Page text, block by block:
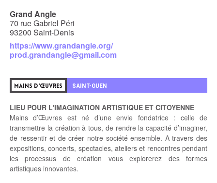
Grand Angle
70 rue Gabriel Péri
93200 Saint-Denis
https://www.grandangle.org/
prod.grandangle@gmail.com
MAINS D'ŒUVRES SAINT-OUEN
LIEU POUR L'IMAGINATION ARTISTIQUE ET CITOYENNE
Mains d’Œuvres est né d’une envie fondatrice : celle de
transmettre la création à tous, de rendre la capacité d’imaginer,
de ressentir et de créer notre société ensemble. A travers des
expositions, concerts, spectacles, ateliers et rencontres pendant
les processus de création vous explorerez des formes
artistiques innovantes.